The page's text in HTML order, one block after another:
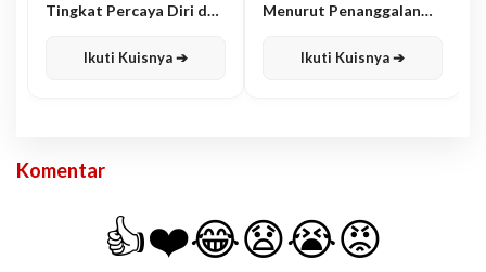
Tingkat Percaya Diri dan
Ikuti Kuisnya ➔
Menurut Penanggalan
Ikuti Kuisnya ➔
Komentar
👍❤️😂😧😭😡